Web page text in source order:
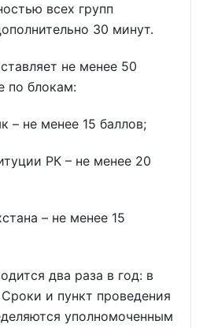
всех групп
30 минут.
не менее 50
по блокам:
– не менее 15 баллов;
РК – не менее 20
– не менее 15
два раза в год: в
и пункт проведения
уполномоченным